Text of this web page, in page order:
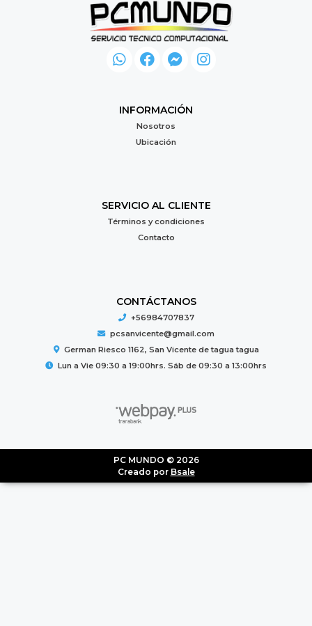
INFORMACIÓN
Nosotros
Ubicación
SERVICIO AL CLIENTE
Términos y condiciones
Contacto
CONTÁCTANOS
+56984707837
pcsanvicente@gmail.com
German Riesco 1162, San Vicente de tagua tagua
Lun a Vie 09:30 a 19:00hrs. Sáb de 09:30 a 13:00hrs
PC MUNDO © 2026
Creado por Bsale